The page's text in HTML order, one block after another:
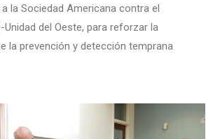
a la Sociedad Americana contra el
Unidad del Oeste, para reforzar la
la prevención y detección temprana